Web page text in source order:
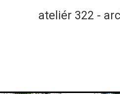
ateliér 322 -